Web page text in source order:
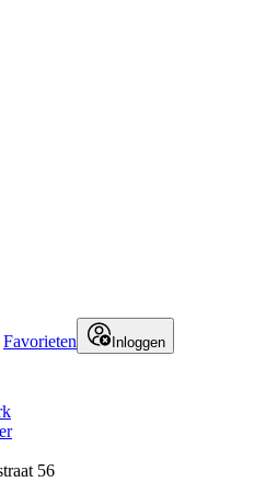
Favorieten Inloggen
56